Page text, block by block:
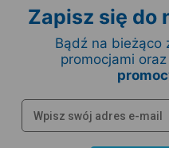
Zapisz się do
Bądź na bieżąco
promocjami